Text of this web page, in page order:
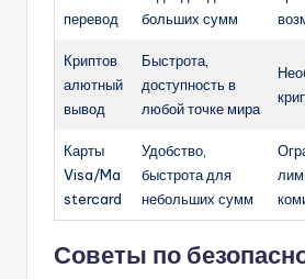
перевод
больших сумм
Криптов
алютный
вывод
Быстрота,
доступность в
любой точке мира
Карты
Visa/Ma
stercard
Удобство,
быстрота для
небольших сумм
Советы по